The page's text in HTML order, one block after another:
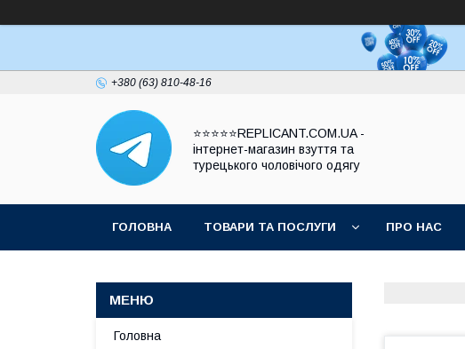
+380 (63) 810-48-16
⭐⭐⭐⭐⭐REPLICANT.COM.UA -
інтернет-магазин взуття та
турецького чоловічого одягу
ГОЛОВНА ТОВАРИ ТА ПОСЛУГИ ПРО НАС
Головна